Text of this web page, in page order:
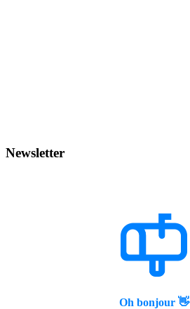
Newsletter
Oh bonjour 👋